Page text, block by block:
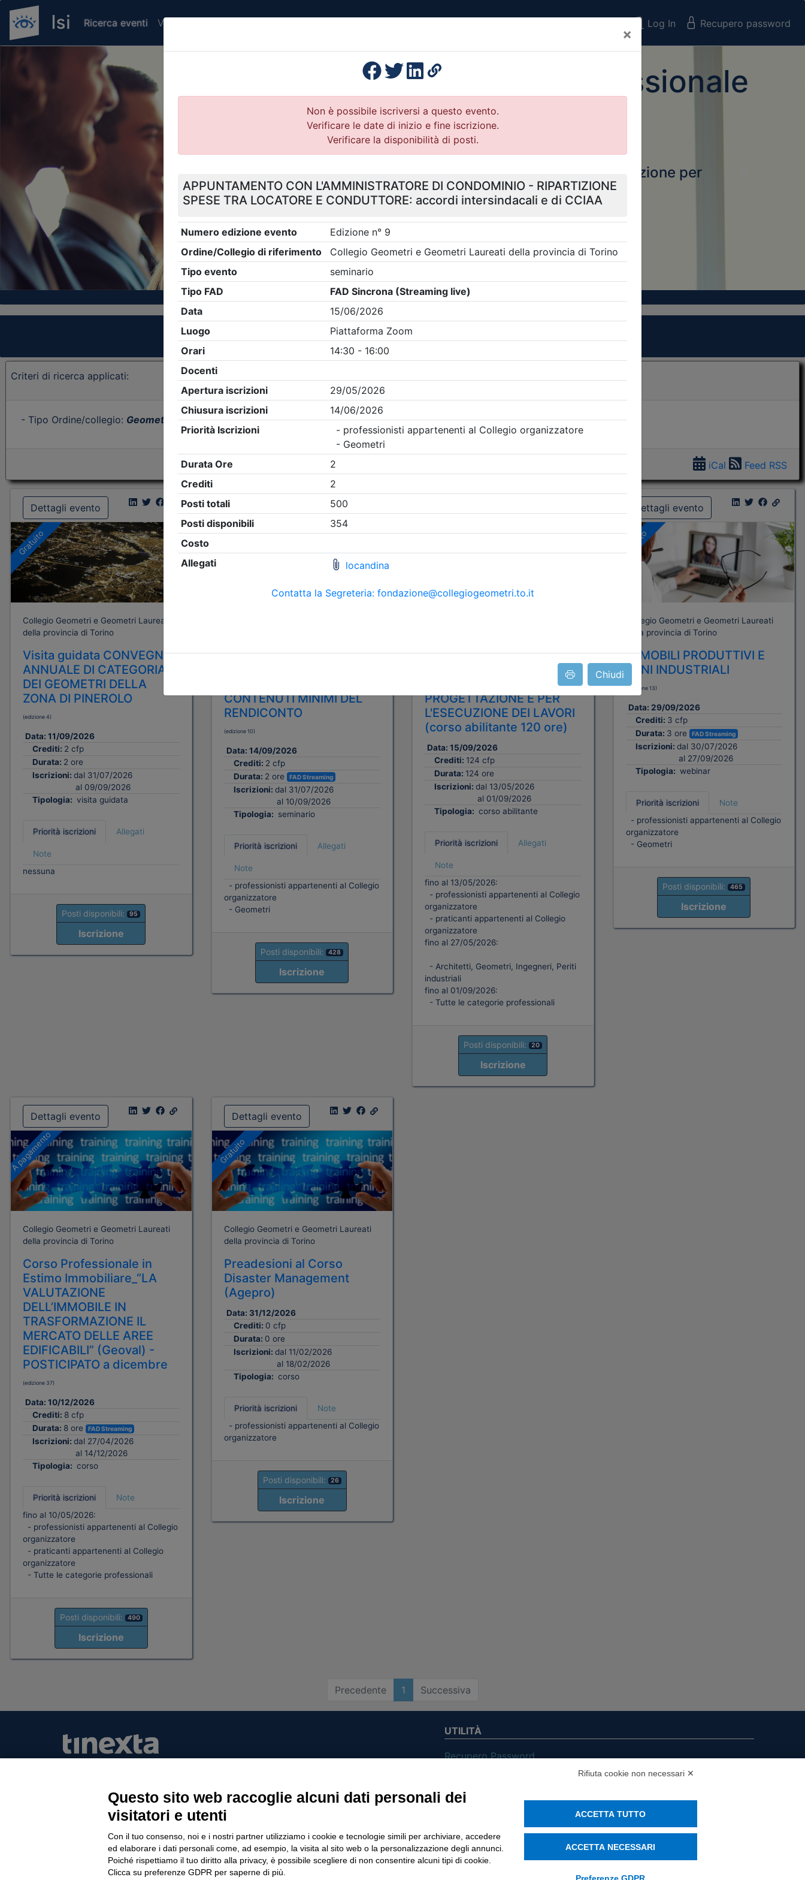
×
Chiudi
Ricerca eventi Verifica attestato di presenza Log In Recupero password
Formazione Professionale
Continua
Il portale della formazione per
Ordini e Collegi
Previous
Clicca qui - espandi la sezione dei filtri ricerca eventi
Criteri di ricerca applicati:
- Tipo Ordine/collegio: Geometri - Ordine:Torino- Eventi in programma dal6/8/2026
iCal Feed RSS
Dettagli evento
Gratuito
Collegio Geometri e Geometri Laureati
della provincia di Torino
Visita guidata CONVEGNO
ANNUALE DI CATEGORIA
DEI GEOMETRI DELLA
ZONA DI PINEROLO
(edizione 4)
Data: 11/09/2026
Crediti: 2 cfp
Durata: 2 ore
Iscrizioni: dal 31/07/2026
al 09/09/2026
Tipologia: visita guidata
Priorità iscrizioni Allegati
Note
nessuna
Posti disponibili: 95
Iscrizione
Gratuito
APPUNTAMENTO CON
CONTENUTI MINIMI DEL
RENDICONTO
(edizione 10)
Data: 14/09/2026
Crediti: 2 cfp
Durata: 2 ore FAD Streaming
Iscrizioni: dal 31/07/2026
al 10/09/2026
Tipologia: seminario
Priorità iscrizioni Allegati
Note
- professionisti appartenenti al Collegio
organizzatore
- Geometri
Posti disponibili: 428
Iscrizione
A pagamento
CORSO DI FORMAZIONE
PER COORDINATORI DELLA
PROGETTAZIONE E PER
L'ESECUZIONE DEI LAVORI
(corso abilitante 120 ore)
Data: 15/09/2026
Crediti: 124 cfp
Durata: 124 ore
Iscrizioni: dal 13/05/2026
al 01/09/2026
Tipologia: corso abilitante
Priorità iscrizioni Allegati
Note
fino al 13/05/2026:
- professionisti appartenenti al Collegio
organizzatore
- praticanti appartenenti al Collegio
organizzatore
fino al 27/05/2026:
- Architetti, Geometri, Ingegneri, Periti
industriali
fino al 01/09/2026:
- Tutte le categorie professionali
Posti disponibili: 20
Iscrizione
Dettagli evento
Gratuito
Collegio Geometri e Geometri Laureati
della provincia di Torino
IMMOBILI PRODUTTIVI E
BENI INDUSTRIALI
(edizione 13)
Data: 29/09/2026
Crediti: 3 cfp
Durata: 3 ore FAD Streaming
Iscrizioni: dal 30/07/2026
al 27/09/2026
Tipologia: webinar
Priorità iscrizioni
Note
- professionisti appartenenti al Collegio
organizzatore
- Geometri
Posti disponibili: 465
Iscrizione
Dettagli evento
A pagamento
Collegio Geometri e Geometri Laureati
della provincia di Torino
Corso Professionale in
Estimo Immobiliare_“LA
VALUTAZIONE
DELL’IMMOBILE IN
TRASFORMAZIONE IL
MERCATO DELLE AREE
EDIFICABILI” (Geoval) -
POSTICIPATO a dicembre
(edizione 37)
Data: 10/12/2026
Crediti: 8 cfp
Durata: 8 ore FAD Streaming
Iscrizioni: dal 27/04/2026
al 14/12/2026
Tipologia: corso
Priorità iscrizioni
Note
fino al 10/05/2026:
- professionisti appartenenti al Collegio
organizzatore
- praticanti appartenenti al Collegio
organizzatore
- Tutte le categorie professionali
Posti disponibili: 490
Iscrizione
Dettagli evento
Gratuito
Collegio Geometri e Geometri Laureati
della provincia di Torino
Preadesioni al Corso
Disaster Management
(Agepro)
Data: 31/12/2026
Crediti: 0 cfp
Durata: 0 ore
Iscrizioni: dal 11/02/2026
al 18/02/2026
Tipologia: corso
Priorità iscrizioni
Note
- professionisti appartenenti al Collegio
organizzatore
Posti disponibili: 26
Iscrizione
Precedente 1 Successiva
Tinexta Visura SpA
Piazzale Flaminio 1/b, 00196 Roma, Italia Società con Socio
Società soggetta alla direzione e coordinamento di Tinexta SpA
P.IVA 05338771008 REA n. 877679
UTILITÀ
Recupero Password
POLICIES AND TERMS
Rifiuta cookie non necessari ✕
Questo sito web raccoglie alcuni dati personali dei
visitatori e utenti
Con il tuo consenso, noi e i nostri partner utilizziamo i cookie e tecnologie simili per archiviare, accedere
ed elaborare i dati personali come, ad esempio, la visita al sito web o la personalizzazione degli annunci.
Poiché rispettiamo il tuo diritto alla privacy, è possibile scegliere di non consentire alcuni tipi di cookie.
Clicca su preferenze GDPR per saperne di più.
ACCETTA TUTTO
ACCETTA NECESSARI